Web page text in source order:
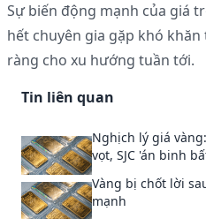
Sự biến động mạnh của giá
hết chuyên gia gặp khó
ràng cho xu hướng tuần tới.
Tin liên quan
Nghịch lý giá
vọt, SJC 'án binh
Vàng bị chốt lời
mạnh